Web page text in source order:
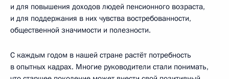
и для повышения доходов людей пенсионного возраста,
и для поддержания в них чувства востребованности,
общественной значимости и полезности.
С каждым годом в нашей стране растёт потребность
в опытных кадрах. Многие руководители стали понимать,